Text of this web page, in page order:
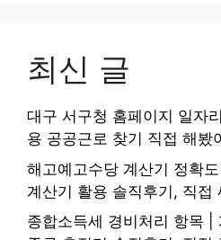
최신 글
대구 서구청 홈페이지 일자
용 공공근로 찾기 직접 해봤
해고예고수당 계산기 정확
계산기 활용 솔직후기, 직접
종합소득세 경비처리 항목 |